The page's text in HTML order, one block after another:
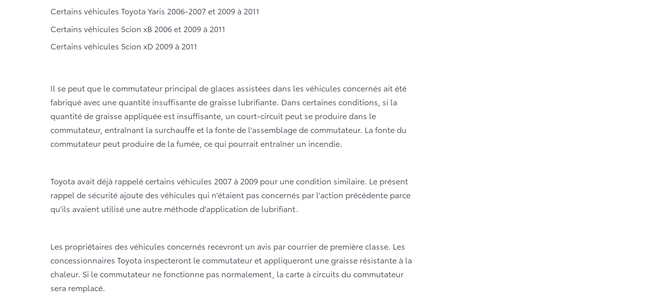
Certains véhicules Toyota Yaris 2006-2007 et 2009 à 2011
Certains véhicules Scion xB 2006 et 2009 à 2011
Certains véhicules Scion xD 2009 à 2011
Il se peut que le commutateur principal de glaces assistées dans les véhicules concernés ait été
fabriqué avec une quantité insuffisante de graisse lubrifiante. Dans certaines conditions, si la
quantité de graisse appliquée est insuffisante, un court-circuit peut se produire dans le
commutateur, entraînant la surchauffe et la fonte de l'assemblage de commutateur. La fonte du
commutateur peut produire de la fumée, ce qui pourrait entraîner un incendie.
Toyota avait déjà rappelé certains véhicules 2007 à 2009 pour une condition similaire. Le présent
rappel de sécurité ajoute des véhicules qui n'étaient pas concernés par l'action précédente parce
qu'ils avaient utilisé une autre méthode d'application de lubrifiant.
Les propriétaires des véhicules concernés recevront un avis par courrier de première classe. Les
concessionnaires Toyota inspecteront le commutateur et appliqueront une graisse résistante à la
chaleur. Si le commutateur ne fonctionne pas normalement, la carte à circuits du commutateur
sera remplacé.